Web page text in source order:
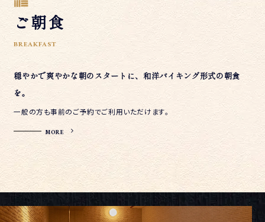
ご朝食
BREAKFAST
穏やかで爽やかな朝のスタートに、和洋バイキング形式の朝食
を。
一般の方も事前のご予約でご利用いただけます。
MORE